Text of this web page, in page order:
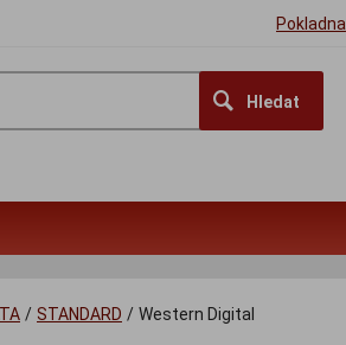
Pokladna
Hledat
/ STANDARD / Western Digital